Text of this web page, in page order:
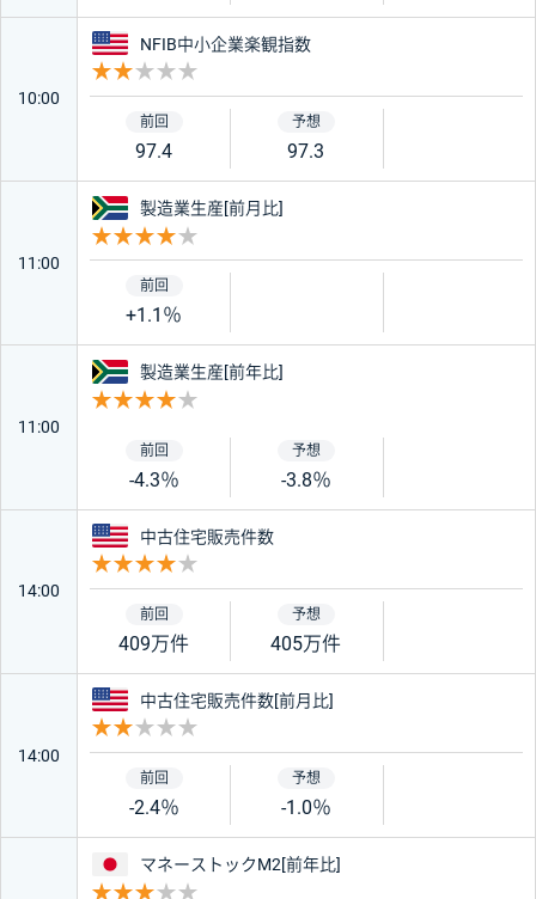
10:00
アメリカ
NFIB中小企業楽観指数
97.4 97.3
11:00
南アフリカ
製造業生産[前月比]
+1.1％
11:00
南アフリカ
製造業生産[前年比]
-4.3％ -3.8％
14:00
アメリカ
中古住宅販売件数
409万件 405万件
14:00
アメリカ
中古住宅販売件数[前月比]
-2.4％ -1.0％
日本
マネーストックM2[前年比]